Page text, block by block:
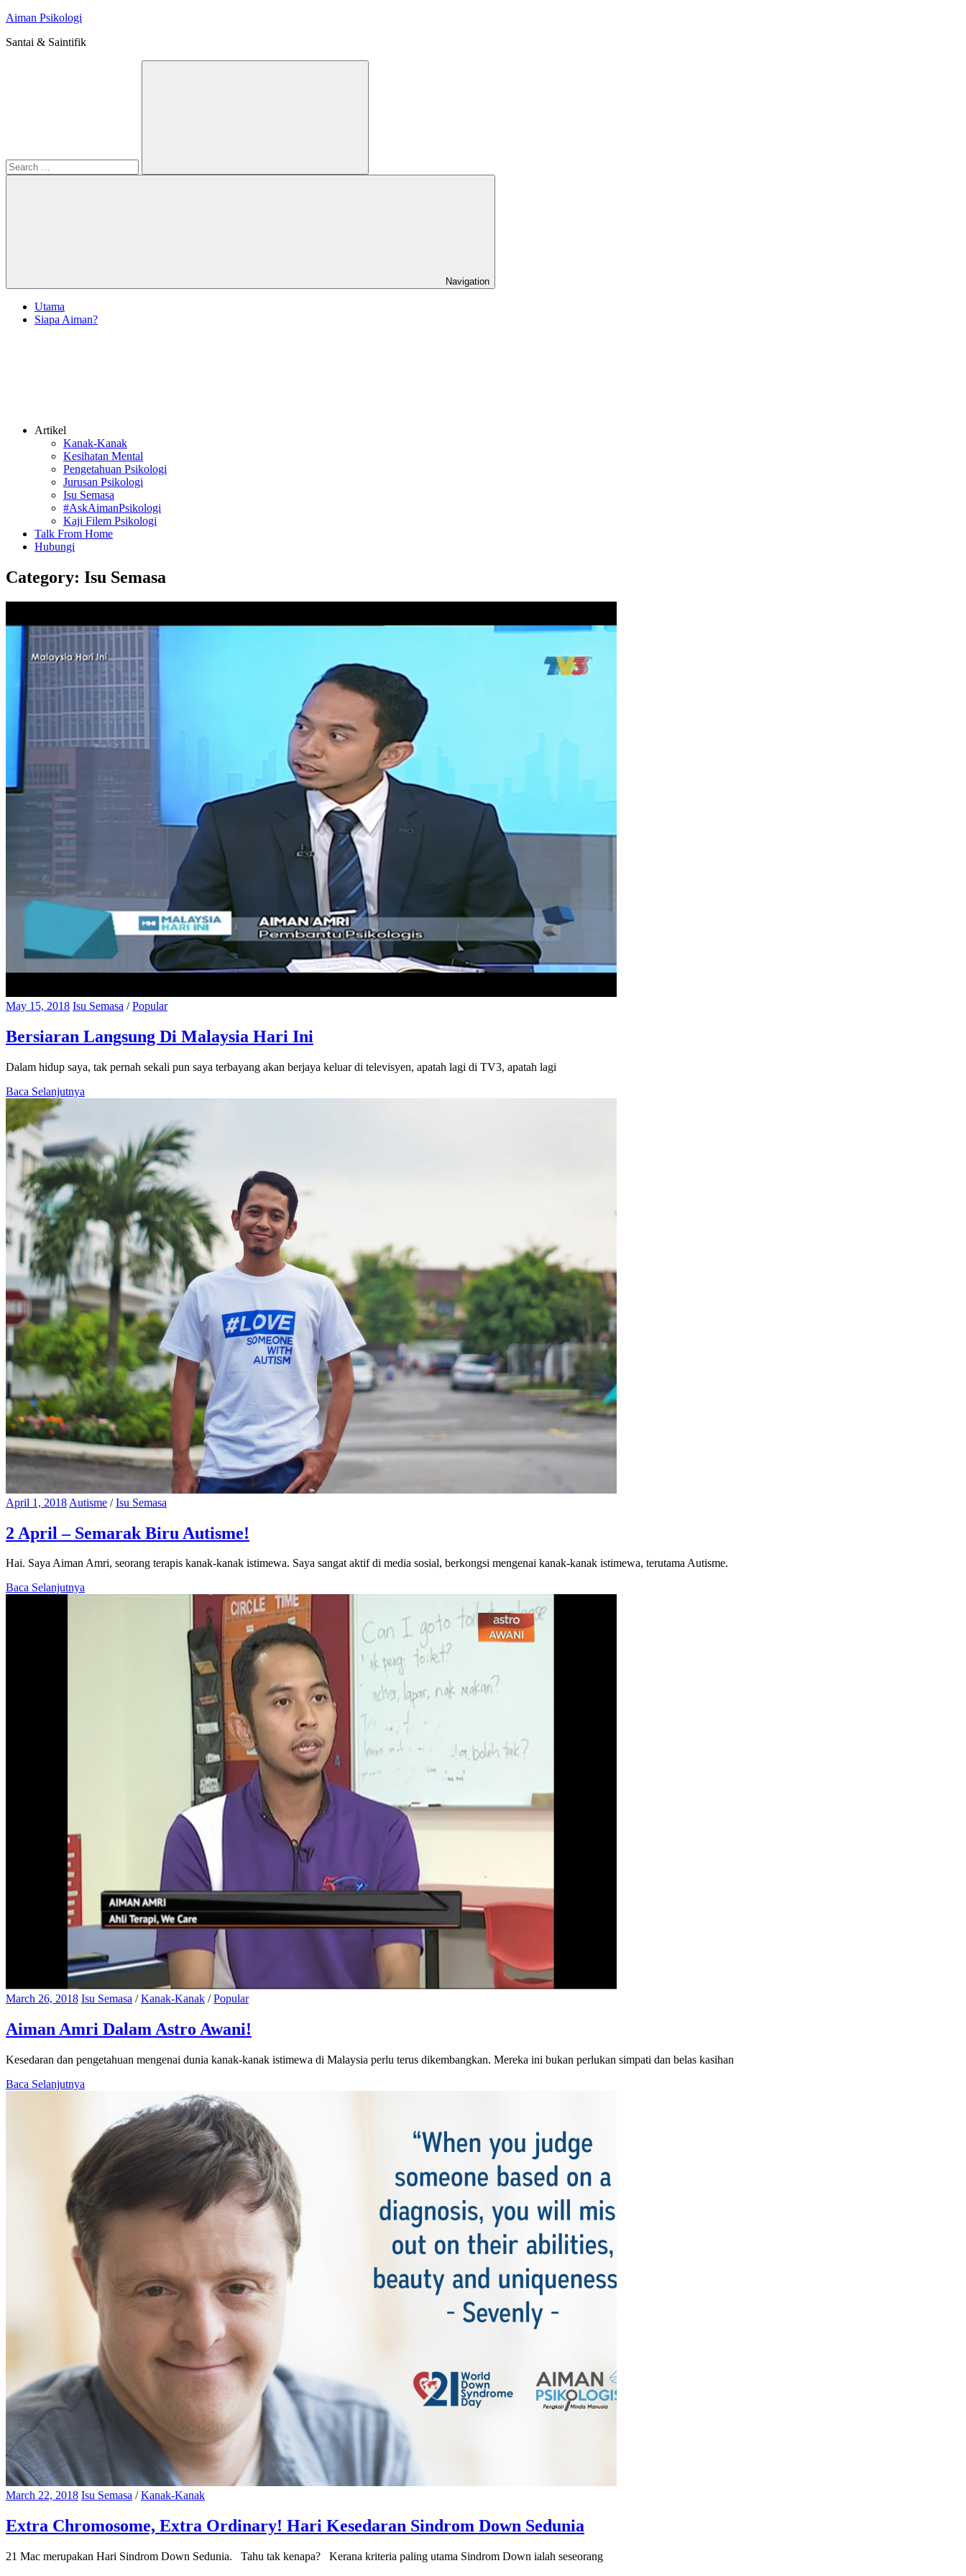
Skip
content
Aiman Psikologi
Santai & Saintifik
Search
Navigation
Utama
Siapa Aiman?
Artikel
Kanak-Kanak
Kesihatan Mental
Pengetahuan Psikologi
Jurusan Psikologi
Isu Semasa
#AskAimanPsikologi
Kaji Filem Psikologi
Talk From Home
Hubungi
Category: Isu Semasa
May 15, 2018 Isu Semasa /Popular
Bersiaran Langsung Di Malaysia Hari Ini
Dalam hidup saya, tak pernah sekali pun saya terbayang akan berjaya keluar di televisyen, apatah lagi di TV3, apatah lagi
Baca Selanjutnya
April 1, 2018 Autisme /Isu Semasa
2 April – Semarak Biru Autisme!
Hai. Saya Aiman Amri, seorang terapis kanak-kanak istimewa. Saya sangat aktif di media sosial, berkongsi mengenai kanak-kanak istimewa, terutama Autisme.
Baca Selanjutnya
March 26, 2018 Isu Semasa /Kanak-Kanak /Popular
Aiman Amri Dalam Astro Awani!
Kesedaran dan pengetahuan mengenai dunia kanak-kanak istimewa di Malaysia perlu terus dikembangkan. Mereka ini bukan perlukan simpati dan belas kasihan
Baca Selanjutnya
March 22, 2018 Isu Semasa /Kanak-Kanak
Extra Chromosome, Extra Ordinary! Hari Kesedaran Sindrom Down Sedunia
21 Mac merupakan Hari Sindrom Down Sedunia. Tahu tak kenapa? Kerana kriteria paling utama Sindrom Down ialah seseorang